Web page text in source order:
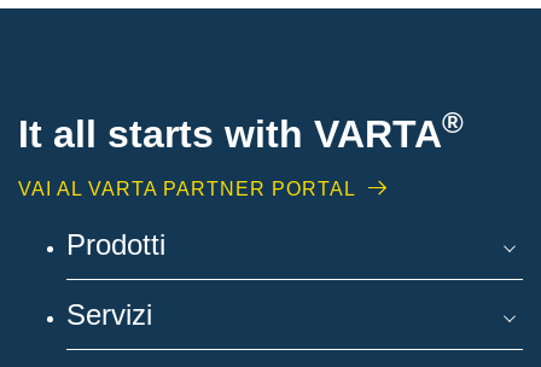
It all starts with VARTA®
VAI AL VARTA PARTNER PORTAL
Prodotti
Servizi